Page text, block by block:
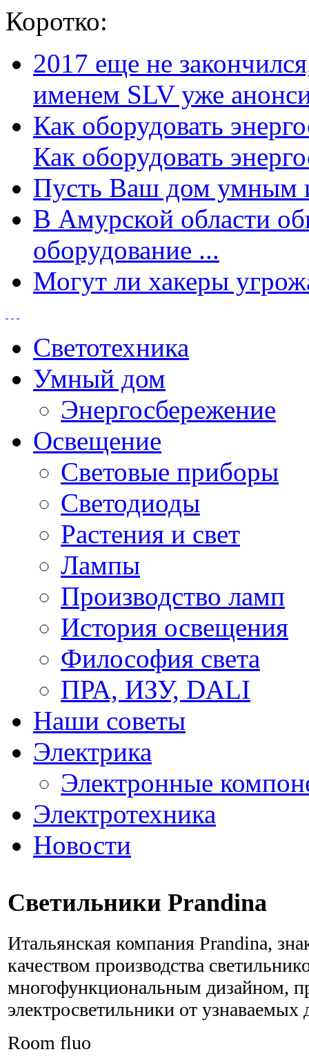
Коротко:
2017 еще не
именем SLV уже
Как оборудовать
Как оборудовать
Пусть Ваш дом умным
В Амурской области
оборудование ...
Могут ли хакеры
Светотехника
Умный дом
Энергосбережение
Освещение
Световые приборы
Светодиоды
Растения и свет
Лампы
Производство ламп
История освещения
Философия света
ПРА, ИЗУ, DALI
Наши советы
Электрика
Электронные
Электротехника
Новости
Светильники Prandina
Итальянская компания Prandina,
качеством производства
многофункциональным дизайном,
электросветильники от узнаваемых
Room fluo